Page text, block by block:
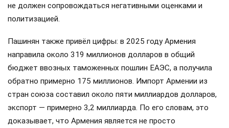
не должен сопровождаться негативными оценками и
политизацией.
Пашинян также привёл цифры: в 2025 году Армения
направила около 319 миллионов долларов в общий
бюджет ввозных таможенных пошлин ЕАЭС, а получила
обратно примерно 175 миллионов. Импорт Армении из
стран союза составил около пяти миллиардов долларов,
экспорт — примерно 3,2 миллиарда. По его словам, это
доказывает, что Армения является не просто